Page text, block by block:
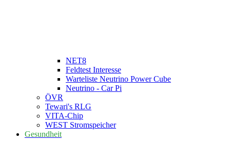
NET8
Feldtest Interesse
Warteliste Neutrino Power Cube
Neutrino - Car Pi
ÖVR
Tewari's RLG
VITA-Chip
WEST Stromspeicher
Gesundheit